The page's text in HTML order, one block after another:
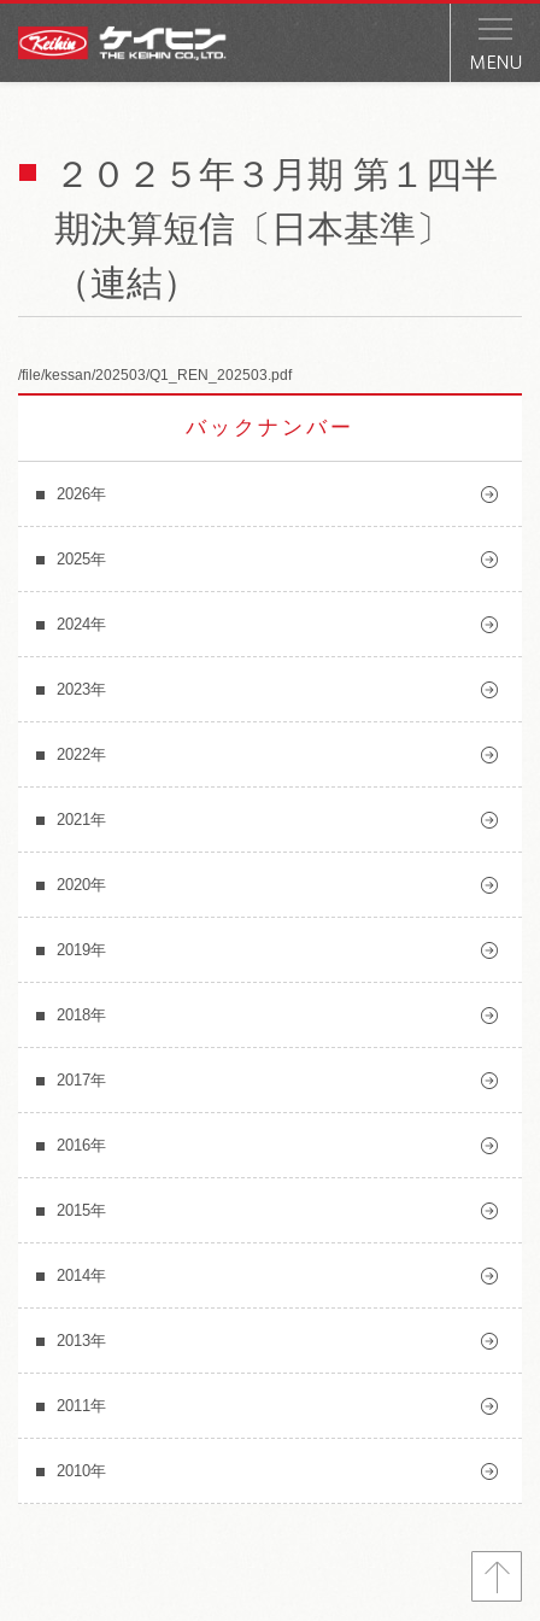
２０２５年３月期 第１四半
期決算短信〔日本基準〕
（連結）
/file/kessan/202503/Q1_REN_202503.pdf
バックナンバー
2026年
2025年
2024年
2023年
2022年
2021年
2020年
2019年
2018年
2017年
2016年
2015年
2014年
2013年
2011年
2010年